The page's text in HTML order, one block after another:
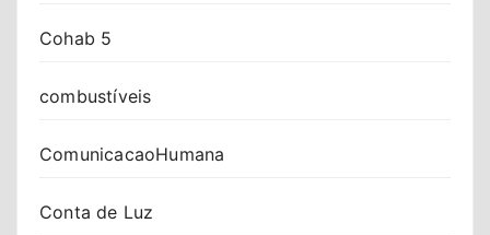
Cohab 5
combustíveis
ComunicacaoHumana
Conta de Luz